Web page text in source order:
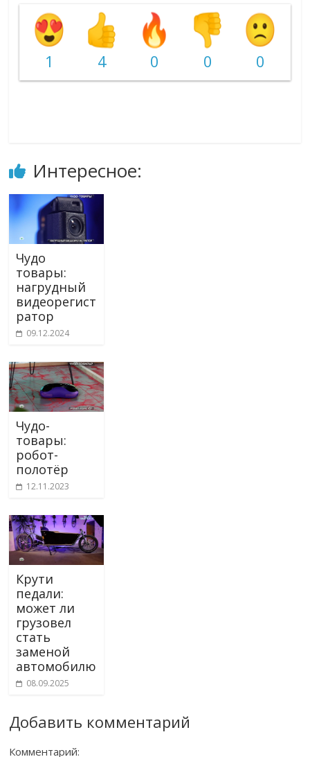
1 4 0 0 0
Интересное:
Чудо
товары:
нагрудный
видеорегист
ратор
09.12.2024
Чудо-
товары:
робот-
полотёр
12.11.2023
Крути
педали:
может ли
грузовел
стать
заменой
автомобилю
08.09.2025
Добавить комментарий
Комментарий: